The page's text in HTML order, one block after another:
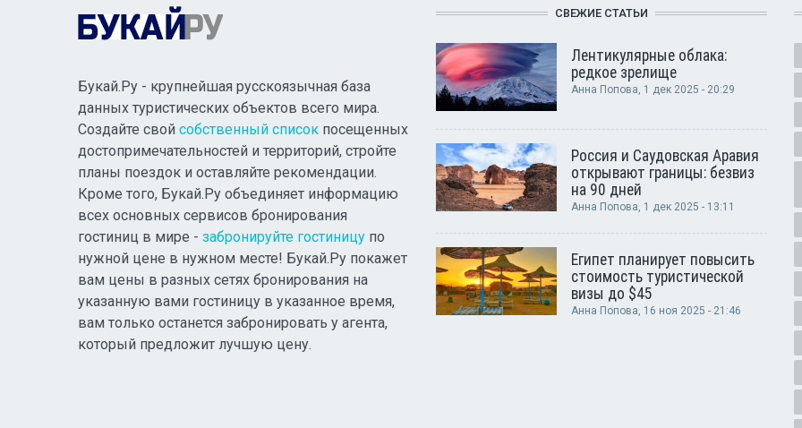
Букай.Ру - крупнейшая русскоязычная база
данных туристических объектов всего мира.
Создайте свой собственный список посещенных
достопримечательностей и территорий, стройте
планы поездок и оставляйте рекомендации.
Кроме того, Букай.Ру объединяет информацию
всех основных сервисов бронирования
гостиниц в мире - забронируйте гостиницу по
нужной цене в нужном месте! Букай.Ру покажет
вам цены в разных сетях бронирования на
указанную вами гостиницу в указанное время,
вам только останется забронировать у агента,
который предложит лучшую цену.
СВЕЖИЕ СТАТЬИ
Лентикулярные облака:
редкое зрелище
Анна Попова, 1 дек 2025 - 20:29
Россия и Саудовская Аравия
открывают границы: безвиз
на 90 дней
Анна Попова, 1 дек 2025 - 13:11
Египет планирует повысить
стоимость туристической
визы до $45
Анна Попова, 16 ноя 2025 - 21:46